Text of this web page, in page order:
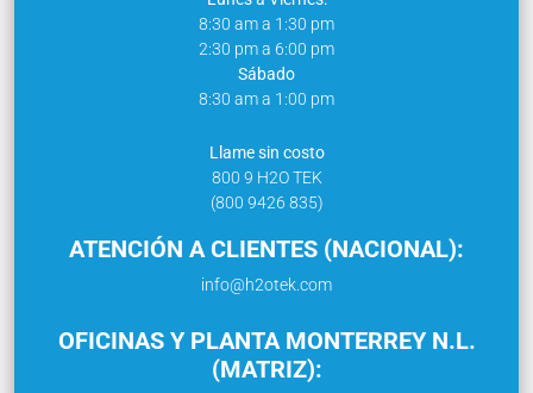
8:30 am a 1:30 pm
2:30 pm a 6:00 pm
Sábado
8:30 am a 1:00 pm
Llame sin costo
800 9 H2O TEK
(800 9426 835)
ATENCIÓN A CLIENTES (NACIONAL):
info@h2otek.com
OFICINAS Y PLANTA MONTERREY N.L.
(MATRIZ):